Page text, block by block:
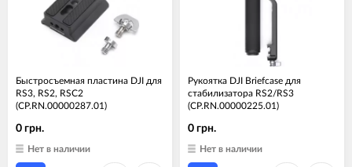
Быстросъемная пластина DJI для
RS3, RS2, RSC2
(CP.RN.00000287.01)
0 грн.
Нет в наличии
Рукоятка DJI Briefcase для
стабилизатора RS2/RS3
(CP.RN.00000225.01)
0 грн.
Нет в наличии